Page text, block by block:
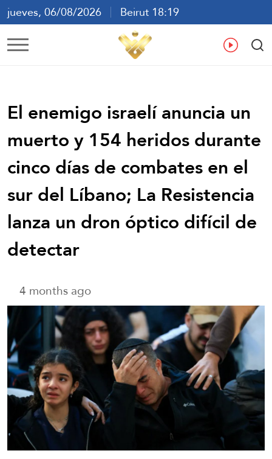
jueves, 06/08/2026
Beirut 18:19
ع En
El enemigo israelí anuncia un
muerto y 154 heridos durante
cinco días de combates en el
sur del Líbano; La Resistencia
lanza un dron óptico difícil de
detectar
4 months ago